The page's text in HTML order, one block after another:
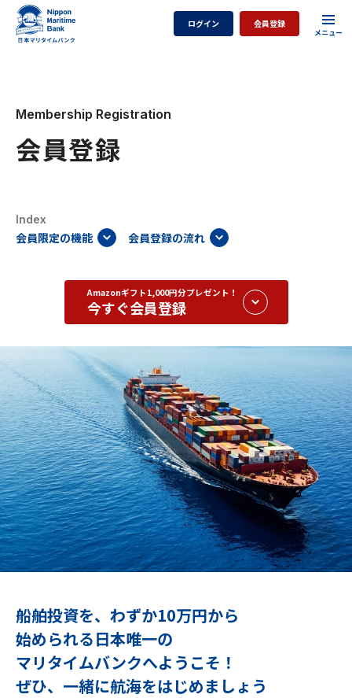
ログイン 会員登録
Membership Registration
会員登録
Index
会員限定の機能 会員登録の流れ
Amazonギフト 1,000円分プレゼント！
今すぐ会員登録
船舶投資を、わずか10万円から
始められる日本唯一の
マリタイムバンクへようこそ！
ぜひ、一緒に航海をはじめましょう